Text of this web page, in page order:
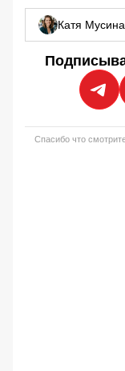
Катя Мусина
Спасибо что